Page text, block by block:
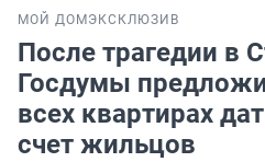
МОЙ ДОМ ЭКСКЛЮЗИВ
После трагедии в
Госдумы
всех квартирах
счет жильцов